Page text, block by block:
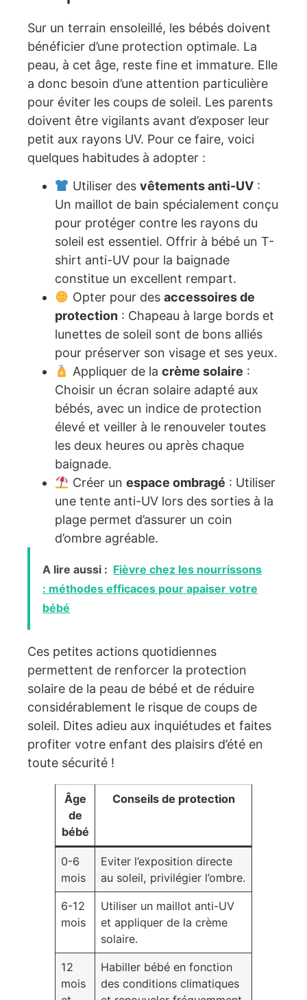
Sur un terrain ensoleillé, les bébés doivent
bénéficier d’une protection optimale. La
peau, à cet âge, reste fine et immature. Elle
a donc besoin d’une attention particulière
pour éviter les coups de soleil. Les parents
doivent être vigilants avant d’exposer leur
petit aux rayons UV. Pour ce faire, voici
quelques habitudes à adopter :
Utiliser des vêtements anti-UV:
Un maillot de bain spécialement conçu
pour protéger contre les rayons du
soleil est essentiel. Offrir à bébé un T-
shirt anti-UV pour la baignade
constitue un excellent rempart.
Opter pour des accessoires de
protection : Chapeau à large bords et
lunettes de soleil sont de bons alliés
pour préserver son visage et ses yeux.
Appliquer de la crème solaire :
Choisir un écran solaire adapté aux
bébés, avec un indice de protection
élevé et veiller à le renouveler toutes
les deux heures ou après chaque
baignade.
Créer un espace ombragé : Utiliser
une tente anti-UV lors des sorties à la
plage permet d’assurer un coin
d’ombre agréable.
A lire aussi : Fièvre chez les nourrissons
: méthodes efficaces pour apaiser votre
bébé
Ces petites actions quotidiennes
permettent de renforcer la protection
solaire de la peau de bébé et de réduire
considérablement le risque de coups de
soleil. Dites adieu aux inquiétudes et faites
profiter votre enfant des plaisirs d’été en
toute sécurité !
Âge
de
bébé
Conseils de protection
0-6
mois
Eviter l’exposition directe
au soleil, privilégier l’ombre.
6-12
mois
Utiliser un maillot anti-UV
et appliquer de la crème
solaire.
12
mois
Habiller bébé en fonction
des conditions climatiques